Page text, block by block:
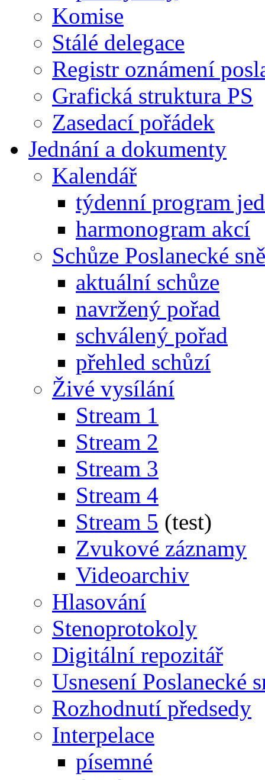
Komise
Stálé delegace
Registr oznámení
Grafická struktura PS
Zasedací pořádek
Jednání a dokumenty
Kalendář
týdenní program
harmonogram akcí
Schůze Poslanecké
aktuální schůze
navržený pořad
schválený pořad
přehled schůzí
Živé vysílání
Stream 1
Stream 2
Stream 3
Stream 4
Stream 5 (test)
Zvukové záznamy
Videoarchiv
Hlasování
Stenoprotokoly
Digitální repozitář
Usnesení Poslanecké
Rozhodnutí předsedy
Interpelace
písemné